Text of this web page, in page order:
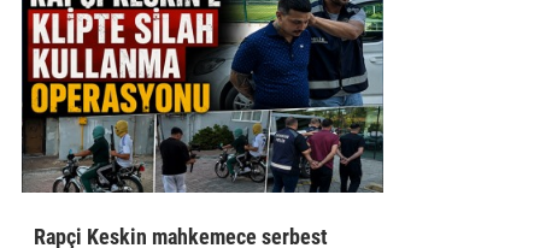
Rapçi Keskin mahkemece serbest